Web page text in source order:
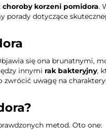
choroby korzeni pomidora.
porady dotyczące
się ona brunatnymi,
innymi rak bakteryjny,
uwagę na
metod. Oto one: